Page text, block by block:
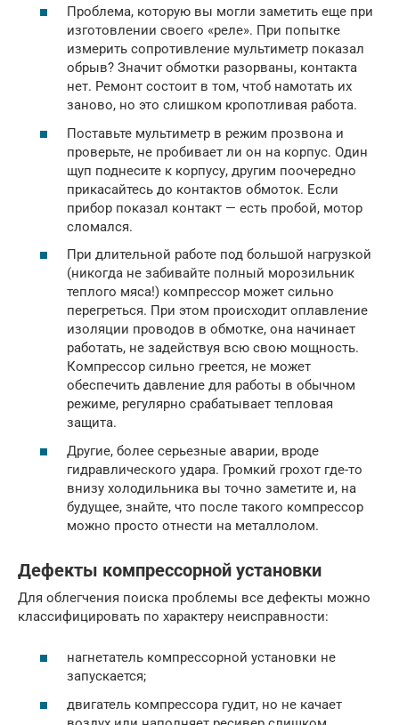
Проблема, которую вы могли заметить еще при
изготовлении своего «реле». При попытке
измерить сопротивление мультиметр показал
обрыв? Значит обмотки разорваны, контакта
нет. Ремонт состоит в том, чтоб намотать их
заново, но это слишком кропотливая работа.
Поставьте мультиметр в режим прозвона и
проверьте, не пробивает ли он на корпус. Один
щуп поднесите к корпусу, другим поочередно
прикасайтесь до контактов обмоток. Если
прибор показал контакт — есть пробой, мотор
сломался.
При длительной работе под большой нагрузкой
(никогда не забивайте полный морозильник
теплого мяса!) компрессор может сильно
перегреться. При этом происходит оплавление
изоляции проводов в обмотке, она начинает
работать, не задействуя всю свою мощность.
Компрессор сильно греется, не может
обеспечить давление для работы в обычном
режиме, регулярно срабатывает тепловая
защита.
Другие, более серьезные аварии, вроде
гидравлического удара. Громкий грохот где-то
внизу холодильника вы точно заметите и, на
будущее, знайте, что после такого компрессор
можно просто отнести на металлолом.
Дефекты компрессорной установки
Для облегчения поиска проблемы все дефекты можно
классифицировать по характеру неисправности:
нагнетатель компрессорной установки не
запускается;
двигатель компрессора гудит, но не качает